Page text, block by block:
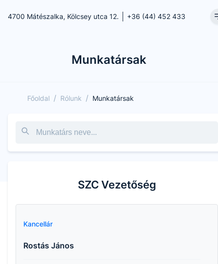
4700 Mátészalka, Kölcsey utca 12. +36 (44) 452 433
Munkatársak
Főoldal / Rólunk / Munkatársak
SZC Vezetőség
Kancellár
Rostás János